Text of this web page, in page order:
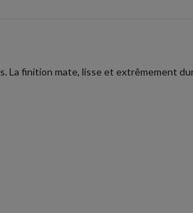
La finition mate, lisse et extrêmement